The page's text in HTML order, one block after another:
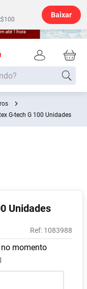
Baixar
G-tech G 100 Unidades
Unidades
: 1083988
momento